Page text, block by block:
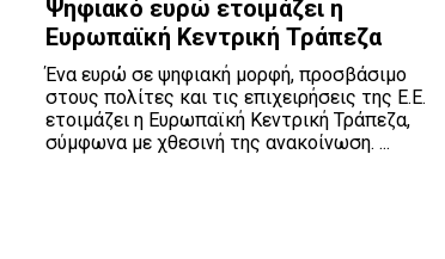
Ψηφιακό ευρώ ετοιμάζει η
Ευρωπαϊκή Κεντρική Τράπεζα
Ένα ευρώ σε ψηφιακή μορφή, προσβάσιμο
στους πολίτες και τις επιχειρήσεις της Ε.Ε.
ετοιμάζει η Ευρωπαϊκή Κεντρική Τράπεζα,
σύμφωνα με χθεσινή της ανακοίνωση. ...